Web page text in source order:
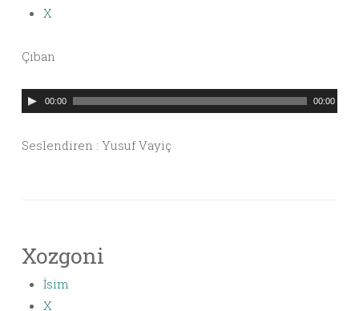
X
Çıban
Ses
00:00 00:00
Seslendiren : Yusuf Vayiç
Xozgoni
İsim
X